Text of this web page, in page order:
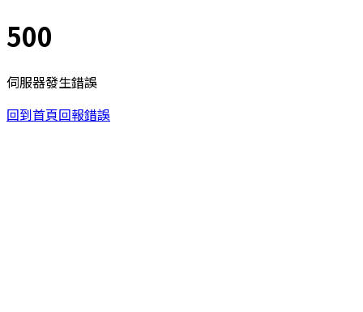
500
伺服器發生錯誤
回到首頁回報錯誤